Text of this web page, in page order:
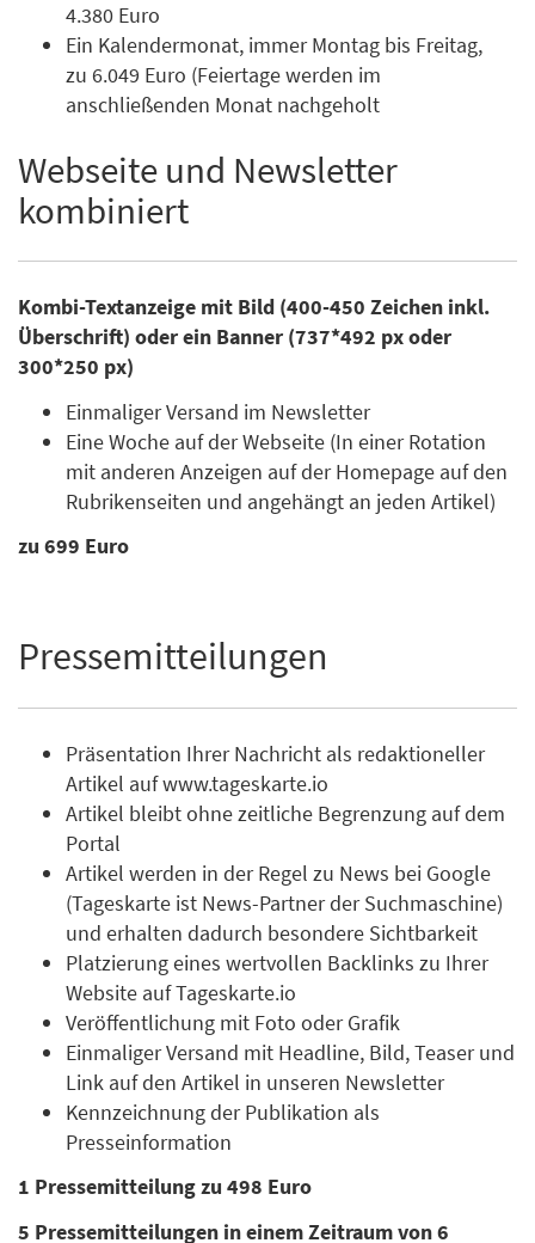
4.380 Euro
Ein Kalendermonat, immer Montag bis Freitag,
zu 6.049 Euro (Feiertage werden im
anschließenden Monat nachgeholt
Webseite und Newsletter
kombiniert
Kombi-Textanzeige mit Bild (400-450 Zeichen inkl.
Überschrift) oder ein Banner (737*492 px oder
300*250 px)
Einmaliger Versand im Newsletter
Eine Woche auf der Webseite (In einer Rotation
mit anderen Anzeigen auf der Homepage auf den
Rubrikenseiten und angehängt an jeden Artikel)
zu 699 Euro
Pressemitteilungen
Präsentation Ihrer Nachricht als redaktioneller
Artikel auf www.tageskarte.io
Artikel bleibt ohne zeitliche Begrenzung auf dem
Portal
Artikel werden in der Regel zu News bei Google
(Tageskarte ist News-Partner der Suchmaschine)
und erhalten dadurch besondere Sichtbarkeit
Platzierung eines wertvollen Backlinks zu Ihrer
Website auf Tageskarte.io
Veröffentlichung mit Foto oder Grafik
Einmaliger Versand mit Headline, Bild, Teaser und
Link auf den Artikel in unseren Newsletter
Kennzeichnung der Publikation als
Presseinformation
1 Pressemitteilung zu 498 Euro
5 Pressemitteilungen in einem Zeitraum von 6